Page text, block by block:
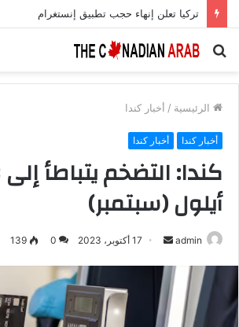
تركيا تعلن إنهاء حجب تطبيق إنستغرام
بحث
الرئيسية / أخبار كندا
أخبار كندا أخبار كندا
أيلول (سبتمبر)
admin
أرسل
إلكترونيا
17 أكتوبر، 2023 0
139